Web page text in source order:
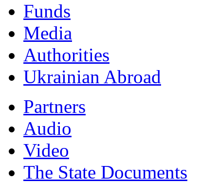
Funds
Мedia
Authorities
Ukrainian Abroad
Partners
Audio
Video
The State Documents